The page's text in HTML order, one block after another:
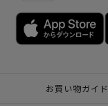
お買い物ガイド